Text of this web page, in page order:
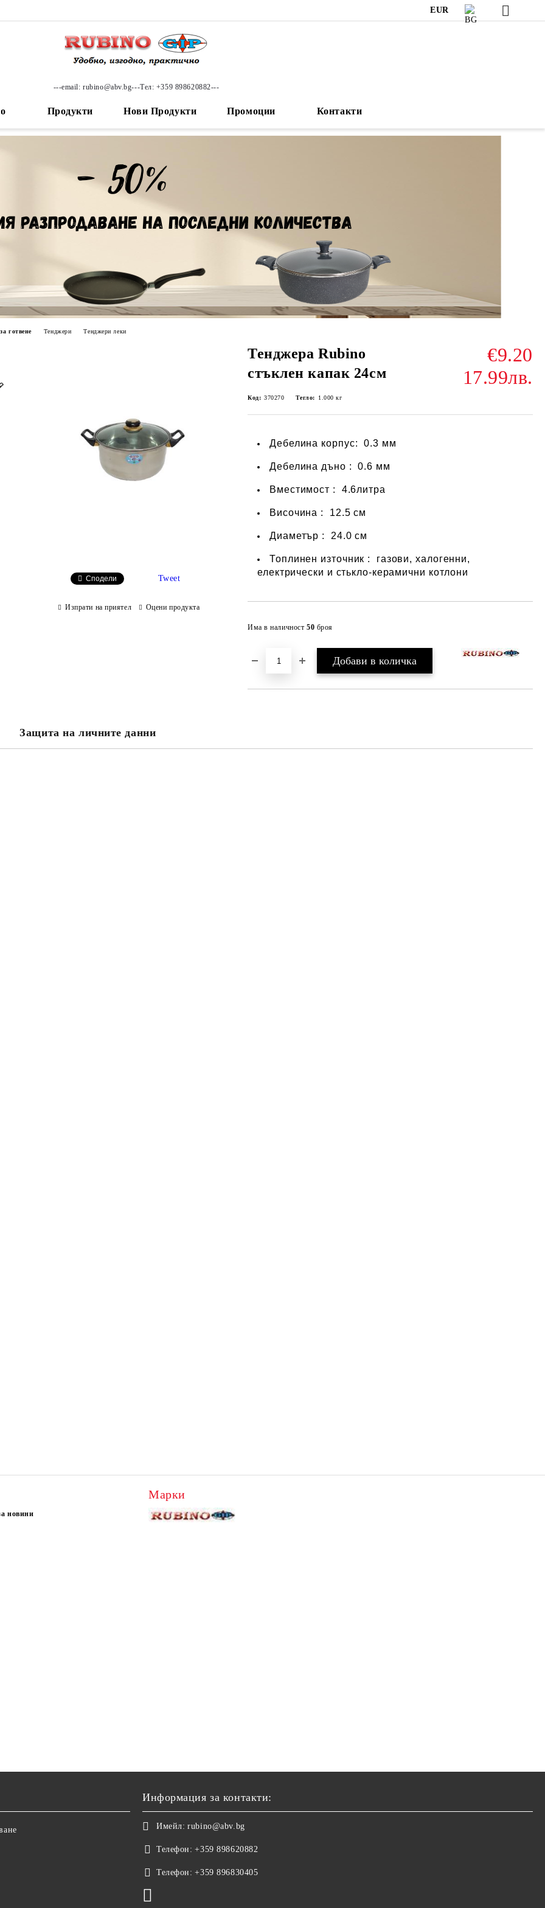
EUR
---email: rubino@abv.bg---Тел: +359 898620882---
Продукти Нови Продукти Промоции Контакти
готвене Тенджери Тенджери леки
Тенджера Rubino
стъклен капак 24см
€9.20
17.99лв.
Код: 370270 Тегло: 1.000 кг
Дебелина корпус: 0.3 мм
Дебелина дъно : 0.6 мм
Вместимост : 4.6литра
Височина : 12.5 см
Диаметър : 24.0 см
Топлинен източник : газови, халогенни,
електрически и стькло-керамични котлони
Има в наличност 50 броя
Сподели Tweet
Изпрати на приятел Оцени продукта
Защита на личните данни
новини
Марки
Информация за контакти:
Имейл: rubino@abv.bg
Телефон: +359 898620882
Телефон: +359 896830405